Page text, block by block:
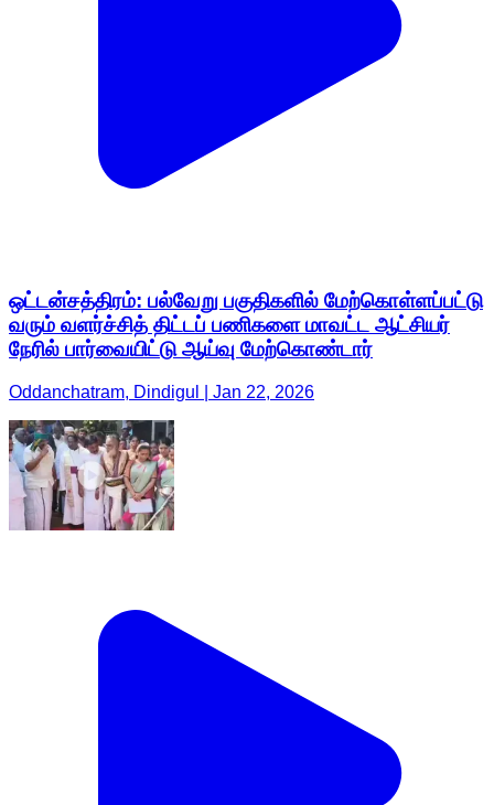
ஒட்டன்சத்திரம்: பல்வேறு பகுதிகளில் மேற்கொள்ளப்பட்டு
வரும் வளர்ச்சித் திட்டப் பணிகளை மாவட்ட ஆட்சியர்
நேரில் பார்வையிட்டு ஆய்வு மேற்கொண்டார்
Oddanchatram, Dindigul | Jan 22, 2026